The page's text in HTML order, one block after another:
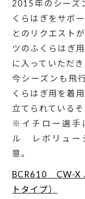
2015年のシーズ
くらはぎをサポ
とのリクエスト
ツのふくらはぎ
に入っていただき
今シーズンも飛
くらはぎ用を着
立てられているそ
※イチロー選手
ル レボリュー
意。
BCR610 CW-X
トタイプ）